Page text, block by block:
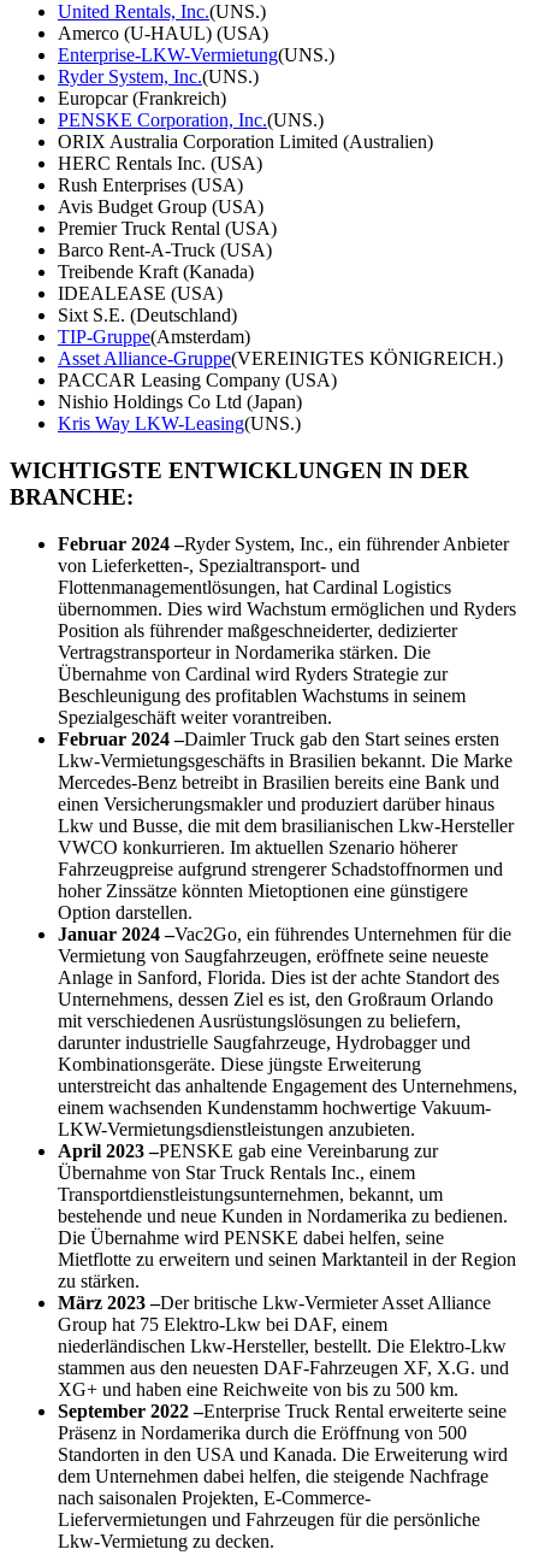
United Rentals, Inc.(UNS.)
Amerco (U-HAUL) (USA)
Enterprise-LKW-Vermietung(UNS.)
Ryder System, Inc.(UNS.)
Europcar (Frankreich)
PENSKE Corporation, Inc.(UNS.)
ORIX Australia Corporation Limited (Australien)
HERC Rentals Inc. (USA)
Rush Enterprises (USA)
Avis Budget Group (USA)
Premier Truck Rental (USA)
Barco Rent-A-Truck (USA)
Treibende Kraft (Kanada)
IDEALEASE (USA)
Sixt S.E. (Deutschland)
TIP-Gruppe(Amsterdam)
Asset Alliance-Gruppe(VEREINIGTES KÖNIGREICH.)
PACCAR Leasing Company (USA)
Nishio Holdings Co Ltd (Japan)
Kris Way LKW-Leasing(UNS.)
WICHTIGSTE ENTWICKLUNGEN IN DER
BRANCHE:
Februar 2024 –Ryder System, Inc., ein führender Anbieter
von Lieferketten-, Spezialtransport- und
Flottenmanagementlösungen, hat Cardinal Logistics
übernommen. Dies wird Wachstum ermöglichen und Ryders
Position als führender maßgeschneiderter, dedizierter
Vertragstransporteur in Nordamerika stärken. Die
Übernahme von Cardinal wird Ryders Strategie zur
Beschleunigung des profitablen Wachstums in seinem
Spezialgeschäft weiter vorantreiben.
Februar 2024 –Daimler Truck gab den Start seines ersten
Lkw-Vermietungsgeschäfts in Brasilien bekannt. Die Marke
Mercedes-Benz betreibt in Brasilien bereits eine Bank und
einen Versicherungsmakler und produziert darüber hinaus
Lkw und Busse, die mit dem brasilianischen Lkw-Hersteller
VWCO konkurrieren. Im aktuellen Szenario höherer
Fahrzeugpreise aufgrund strengerer Schadstoffnormen und
hoher Zinssätze könnten Mietoptionen eine günstigere
Option darstellen.
Januar 2024 –Vac2Go, ein führendes Unternehmen für die
Vermietung von Saugfahrzeugen, eröffnete seine neueste
Anlage in Sanford, Florida. Dies ist der achte Standort des
Unternehmens, dessen Ziel es ist, den Großraum Orlando
mit verschiedenen Ausrüstungslösungen zu beliefern,
darunter industrielle Saugfahrzeuge, Hydrobagger und
Kombinationsgeräte. Diese jüngste Erweiterung
unterstreicht das anhaltende Engagement des Unternehmens,
einem wachsenden Kundenstamm hochwertige Vakuum-
LKW-Vermietungsdienstleistungen anzubieten.
April 2023 –PENSKE gab eine Vereinbarung zur
Übernahme von Star Truck Rentals Inc., einem
Transportdienstleistungsunternehmen, bekannt, um
bestehende und neue Kunden in Nordamerika zu bedienen.
Die Übernahme wird PENSKE dabei helfen, seine
Mietflotte zu erweitern und seinen Marktanteil in der Region
zu stärken.
März 2023 –Der britische Lkw-Vermieter Asset Alliance
Group hat 75 Elektro-Lkw bei DAF, einem
niederländischen Lkw-Hersteller, bestellt. Die Elektro-Lkw
stammen aus den neuesten DAF-Fahrzeugen XF, X.G. und
XG+ und haben eine Reichweite von bis zu 500 km.
September 2022 –Enterprise Truck Rental erweiterte seine
Präsenz in Nordamerika durch die Eröffnung von 500
Standorten in den USA und Kanada. Die Erweiterung wird
dem Unternehmen dabei helfen, die steigende Nachfrage
nach saisonalen Projekten, E-Commerce-
Liefervermietungen und Fahrzeugen für die persönliche
Lkw-Vermietung zu decken.